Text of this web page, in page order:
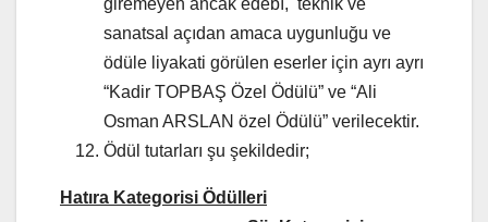
sanatsal açıdan amaca uygunluğu ve
ödüle liyakati görülen eserler için ayrı ayrı
“Kadir TOPBAŞ Özel Ödülü” ve “Ali
Osman ARSLAN özel Ödülü” verilecektir.
Ödül tutarları şu şekildedir;
Hatıra Kategorisi Ödülleri